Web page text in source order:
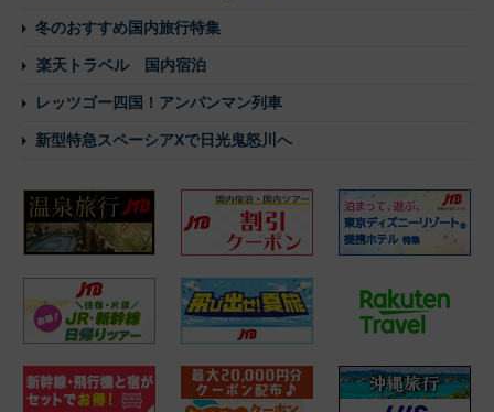
冬のおすすめ国内旅行特集
楽天トラベル 国内宿泊
レッツゴー四国！アンパンマン列車
新型特急スペーシアXで日光鬼怒川へ